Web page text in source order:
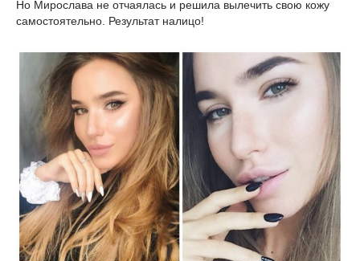
Но Мирослава не отчаялась и решила вылечить свою кожу
самостоятельно. Результат налицо!